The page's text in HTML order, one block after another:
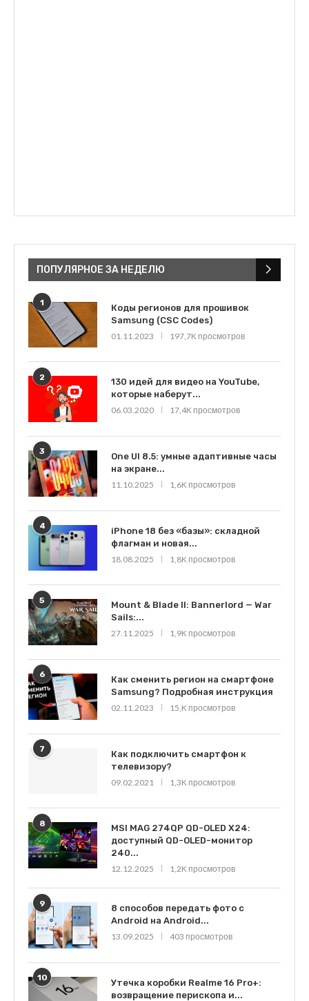
ПОПУЛЯРНОЕ ЗА НЕДЕЛЮ
1
Коды регионов для прошивок
Samsung (CSC Codes)
01.11.2023
197,7K просмотров
2
130 идей для видео на YouTube,
которые наберут...
06.03.2020
17,4K просмотров
3
One UI 8.5: умные адаптивные часы
на экране...
11.10.2025
1,6K просмотров
4
iPhone 18 без «базы»: складной
флагман и новая...
18.08.2025
1,8K просмотров
5
Mount & Blade II: Bannerlord — War
Sails:...
27.11.2025
1,9K просмотров
6
Как сменить регион на смартфоне
Samsung? Подробная инструкция
02.11.2023
15,K просмотров
7
Как подключить смартфон к
телевизору?
09.02.2021
1,3K просмотров
8
MSI MAG 274QP QD-OLED X24:
доступный QD-OLED-монитор
240...
12.12.2025
1,2K просмотров
9
8 способов передать фото с
Android на Android...
13.09.2025
403 просмотров
10
Утечка коробки Realme 16 Pro+:
возвращение перископа и...